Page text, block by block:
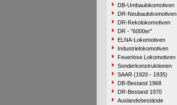
DB-Umbaulokomotiven
DR-Neubaulokomotiven
DR-Rekolokomotiven
DR - "6000er"
ELNA-Lokomotiven
Industrielokomotiven
Feuerlose Lokomotiven
Sonderkonstruktionen
SAAR (1920 - 1935)
DB-Bestand 1968
DR-Bestand 1970
Auslandsbestände